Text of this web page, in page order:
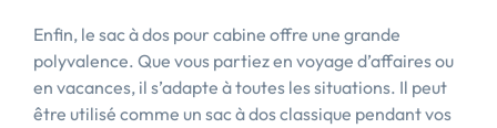
Enfin, le sac à dos pour cabine offre une grande
polyvalence. Que vous partiez en voyage d’affaires ou
en vacances, il s’adapte à toutes les situations. Il peut
être utilisé comme un sac à dos classique pendant vos